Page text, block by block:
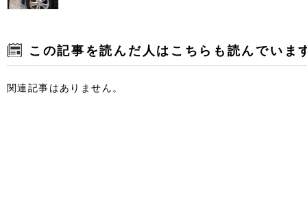
この記事を読んだ人はこちらも読んでいま
関連記事はありません。